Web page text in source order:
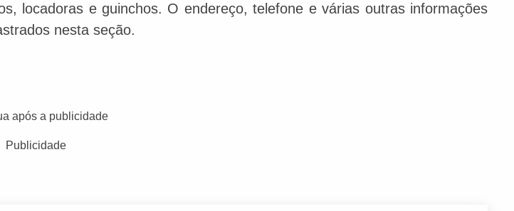
locadoras e guinchos. O endereço, telefone e várias outras informações
nesta seção.
após a publicidade
Publicidade